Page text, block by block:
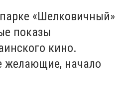
«Шелковичный»
показы
кино.
желающие, начало